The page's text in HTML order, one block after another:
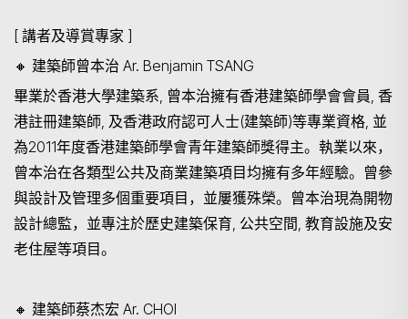
搜寻
[ 講者及導賞專家 ]
🔸 建築師曾本治 Ar. Benjamin TSANG
畢業於香港大學建築系, 曾本治擁有香港建築師學會會員, 香
港註冊建築師, 及香港政府認可人士(建築師)等專業資格, 並
為2011年度香港建築師學會青年建築師獎得主。執業以來，
曾本治在各類型公共及商業建築項目均擁有多年經驗。曾參
與設計及管理多個重要項目，並屢獲殊榮。曾本治現為開物
設計總監，並專注於歷史建築保育, 公共空間, 教育設施及安
老住屋等項目。
🔸 建築師蔡杰宏 Ar. CHOI